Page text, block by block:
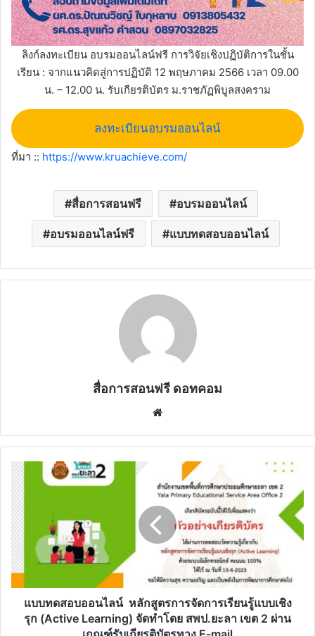
ลิงก์ลงทะเบียน อบรมออนไลน์ฟรี การวิจัยเชิงปฏิบัติการในชั้น
เรียน : จากแนวคิดสู่การปฏิบัติ 12 พฤษภาคม 2566 เวลา 09.00
น. – 12.00 น. รับเกียรติบัตร ม.ราชภัฏพิบูลสงคราม
ลงทะเบียนอบรมออนไลน์
ที่มา :: https://www.kruachieve.com/
สื่อการสอนฟรี อบรมออนไลน์
อบรมออนไลน์ฟรี แบบทดสอบออนไลน์
สื่อการสอนฟรี ดอทคอม
แบบ
ทดสอบ
ออนไลน์
หลักสูตร
การ
จัดการ
เรียน
รู้
แบบ
แบบทดสอบออนไลน์ หลักสูตรการจัดการเรียนรู้แบบเชิง
รุก (Active Learning) จัดทำโดย สพป.ยะลา เขต 2 ผ่าน